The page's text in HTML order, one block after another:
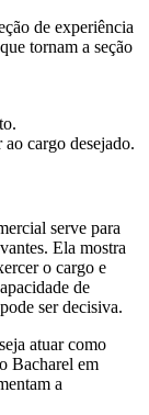
de experiência
tornam a seção
cargo desejado.
serve para
Ela mostra
o cargo e
de
ser decisiva.
atuar como
Bacharel em
a